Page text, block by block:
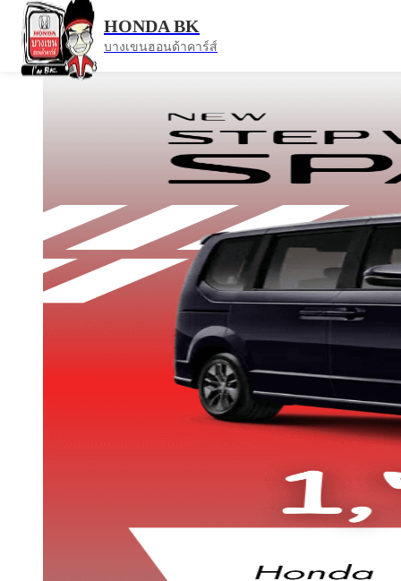
HONDA BK
บางเขนฮอนด้าคาร์ส์
หน้าแรก
โปรโมชั่น
Honda STEPWGN e:HEV SPADA พร้อมให้คุณเป็นเจ้าของแล้ววันนี้